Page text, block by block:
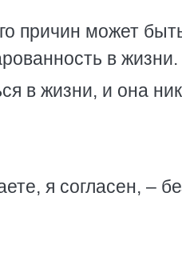
причин может
в жизни.
в жизни, и она
я согласен, –